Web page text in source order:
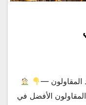
المقاولون —
الأفضل في